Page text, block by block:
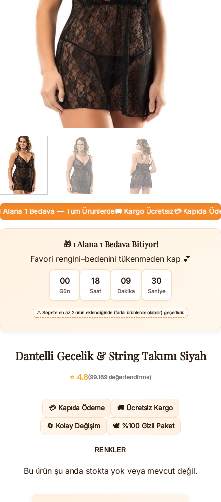
1 Bedava — Tüm Ürünlerde🚚 Kargo Ücretsiz💳 Kapıda
🎁 1 Alana 1 Bedava Bitiyor!
Favori rengini–bedenini tükenmeden kap 💕
00
Gün
18
Saat
09
Dakika
30
Saniye
⚠️ Sepete en az 2 ürün eklendiğinde (farklı ürünlerde olabilir) geçerlidir.
Dantelli Gecelik & String Takımı Siyah
⭐ 4.8(99.169 değerlendirme)
💳 Kapıda Ödeme 🚚 Ücretsiz Kargo
🔄 Kolay Değişim 🕊️ %100 Gizli Paket
RENKLER
Bu ürün şu anda stokta yok veya mevcut değil.